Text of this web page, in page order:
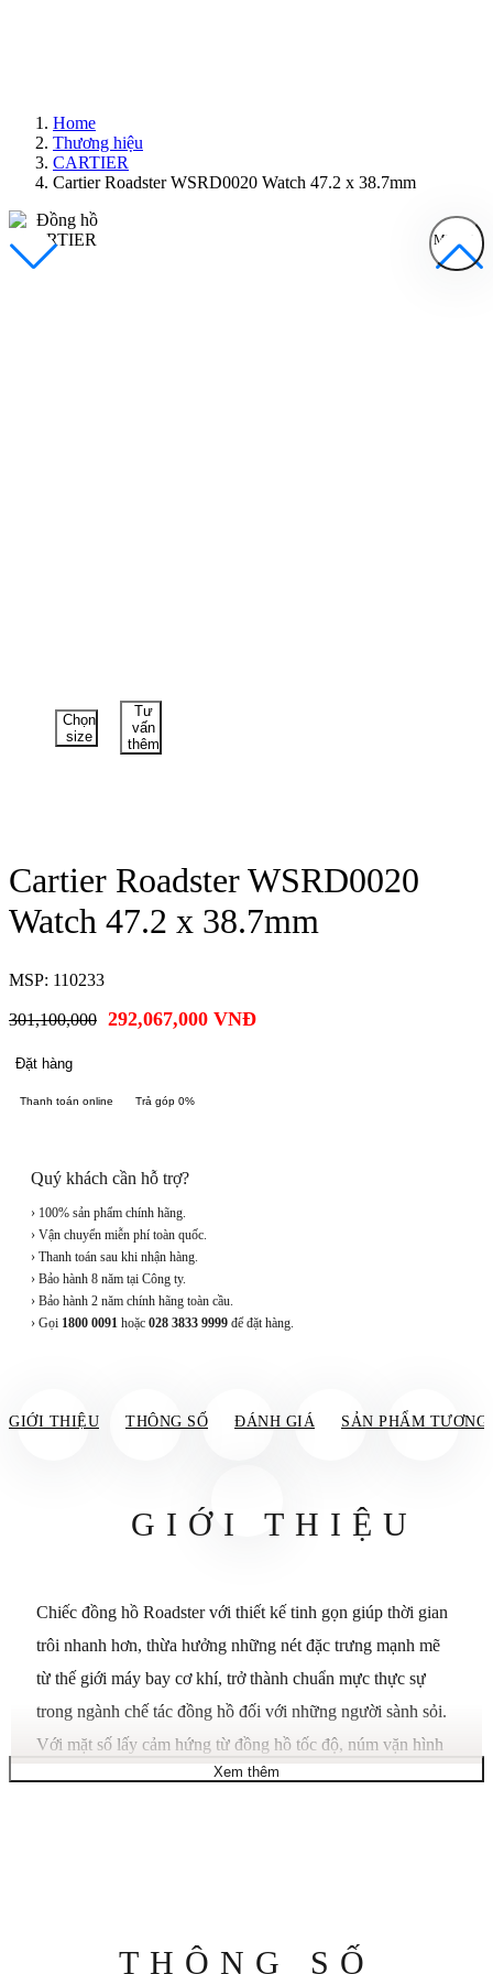
Home
Thương hiệu
CARTIER
Cartier Roadster WSRD0020 Watch 47.2 x 38.7mm
MENU
Đồng Hồ Nam
Chọn
size
Tư
vấn
thêm
Cartier Roadster WSRD0020
Watch 47.2 x 38.7mm
MSP: 110233
301,100,000 292,067,000 VNĐ
Đặt hàng
Thanh toán online Trả góp 0%
Quý khách cần hỗ trợ?
› 100% sản phẩm chính hãng.
› Vận chuyển miễn phí toàn quốc.
› Thanh toán sau khi nhận hàng.
› Bảo hành 8 năm tại Công ty.
› Bảo hành 2 năm chính hãng toàn cầu.
› Gọi 1800 0091 hoặc 028 3833 9999 để đặt hàng.
GIỚI THIỆU THÔNG SỐ ĐÁNH GIÁ SẢN PHẨM TƯƠNG
GIỚI THIỆU
Chiếc đồng hồ Roadster với thiết kế tinh gọn giúp thời gian
trôi nhanh hơn, thừa hưởng những nét đặc trưng mạnh mẽ
từ thế giới máy bay cơ khí, trở thành chuẩn mực thực sự
trong ngành chế tác đồng hồ đối với những người sành sỏi.
Với mặt số lấy cảm hứng từ đồng hồ tốc độ, núm vặn hình
nón, kính lúp hiển thị ngày hình đèn pha, đinh tán và ốc vít,
cho các mẫu lớn và 1899MC cho các mẫu cỡ trung. Đồng
Xem thêm
THÔNG SỐ